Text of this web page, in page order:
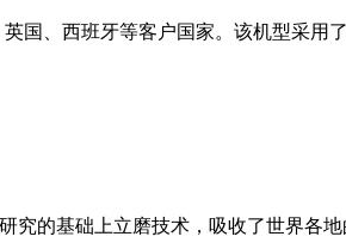
国、西班牙等客户国家。该机型采
究的基础上立磨技术，吸收了世界各